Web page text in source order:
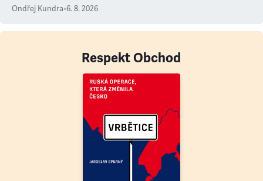
Ondřej Kundra•6. 8. 2026
Respekt Obchod